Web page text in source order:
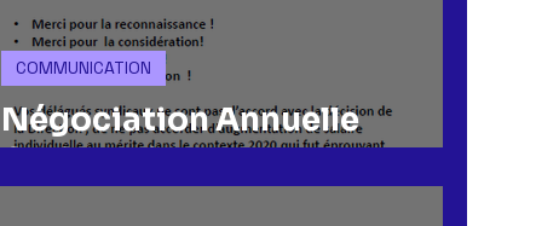
Négociation Annuelle
Obligatoire
COMMUNICATION